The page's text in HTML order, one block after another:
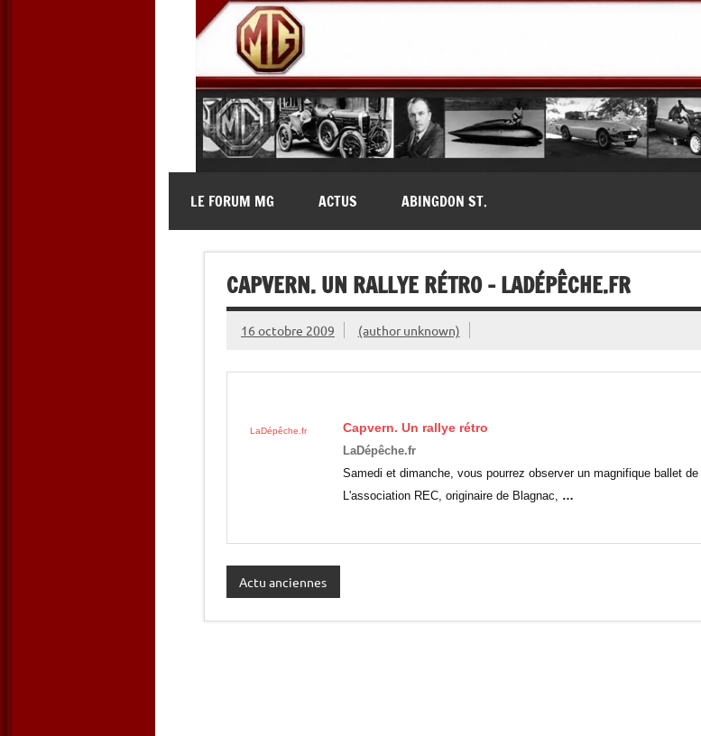
MG Contact
LE FORUM MG ACTUS ABINGDON ST.
CAPVERN. UN RALLYE RÉTRO – LADÉPÊCHE.FR
16 octobre 2009 (author unknown)
LaDépêche.fr
Capvern. Un rallye rétro
LaDépêche.fr
Samedi et dimanche, vous pourrez observer un magnifique ballet de
L'association REC, originaire de Blagnac, …
Actu anciennes